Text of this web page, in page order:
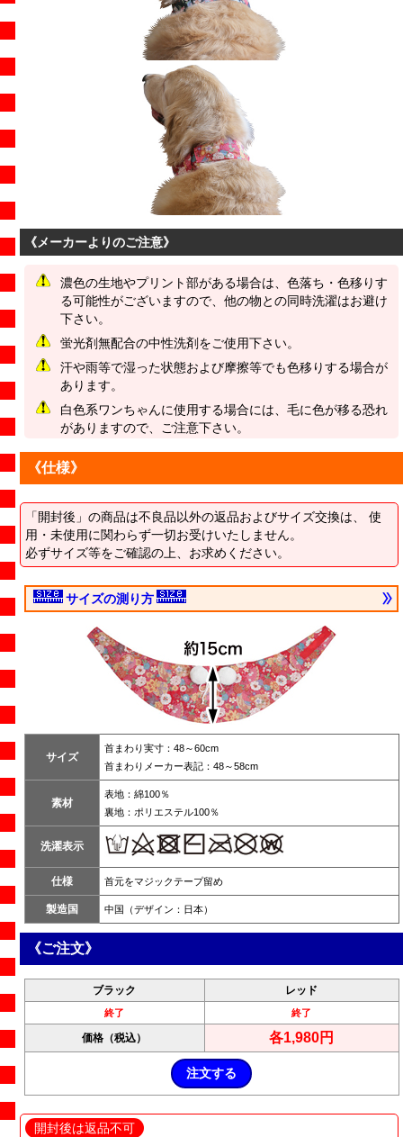
《メーカーよりのご注意》
濃色の生地やプリント部がある場合は、色落ち・色移りす
る可能性がございますので、他の物との同時洗濯はお避け
下さい。
蛍光剤無配合の中性洗剤をご使用下さい。
汗や雨等で湿った状態および摩擦等でも色移りする場合が
あります。
白色系ワンちゃんに使用する場合には、毛に色が移る恐れ
がありますので、ご注意下さい。
《仕様》
「開封後」の商品は不良品以外の返品およびサイズ交換は、 使
用・未使用に関わらず一切お受けいたしません。
必ずサイズ等をご確認の上、お求めください。
サイズの測り方
サイズ
首まわり実寸：48～60cm
首まわりメーカー表記：48～58cm
素材
表地：綿100％
裏地：ポリエステル100％
洗濯表示
仕様 首元をマジックテープ留め
製造国 中国（デザイン：日本）
《ご注文》
ブラック レッド
終了 終了
価格（税込） 各1,980円
開封後は返品不可